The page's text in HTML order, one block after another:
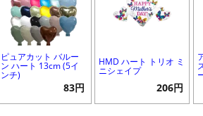
ピュアカット バルー
ン ハート 13cm (5イ
ンチ)
83円
HMD ハート トリオ ミ
ニシェイプ
206円